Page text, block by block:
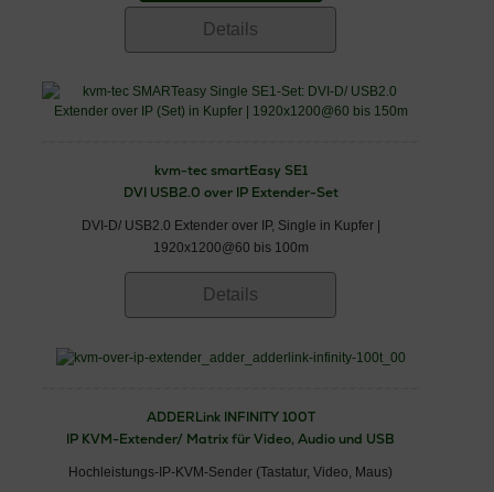
Details
kvm-tec smartEasy SE1
DVI USB2.0 over IP Extender-Set
DVI-D/ USB2.0 Extender over IP, Single in Kupfer |
1920x1200@60 bis 100m
Details
ADDERLink INFINITY 100T
IP KVM-Extender/ Matrix für Video, Audio und USB
Hochleistungs-IP-KVM-Sender (Tastatur, Video, Maus)